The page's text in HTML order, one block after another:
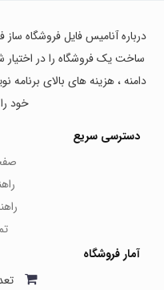
درباره آنامیس فایل فروشگاه
ساخت یک فروشگاه را در
دامنه ، هزینه های بالای
خود
دسترسی سریع
آمار فروشگاه